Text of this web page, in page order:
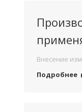
Внесение
Подробнее